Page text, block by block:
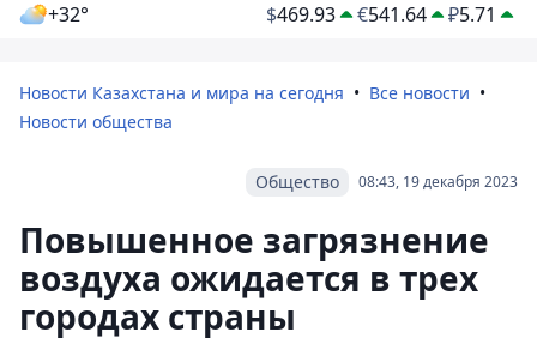
+32° $469.93 €541.64 ₽5.71
Новости Казахстана и мира на сегодня
Все новости
Новости общества
08:43, 19 декабря 2023
Общество
Повышенное загрязнение
воздуха ожидается в трех
городах страны